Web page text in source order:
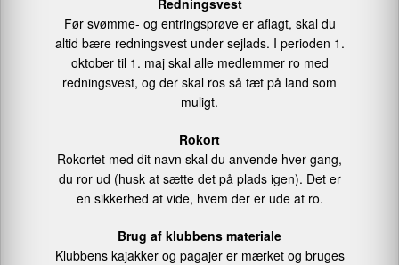
Redningsvest
Før svømme- og entringsprøve er aflagt, skal du
altid bære redningsvest under sejlads. I perioden 1.
oktober til 1. maj skal alle medlemmer ro med
redningsvest, og der skal ros så tæt på land som
muligt.
Rokort
Rokortet med dit navn skal du anvende hver gang,
du ror ud (husk at sætte det på plads igen). Det er
en sikkerhed at vide, hvem der er ude at ro.
Brug af klubbens materiale
Klubbens kajakker og pagajer er mærket og bruges